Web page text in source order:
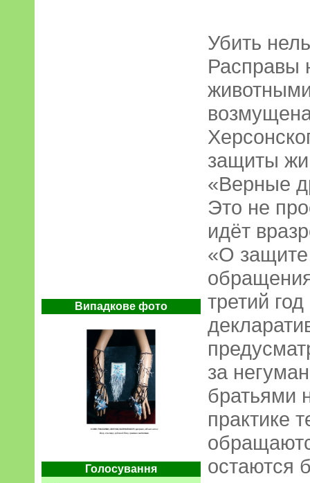
Випадкове фото
Голосування
Убить
Расправы
защиты
«Верные
Это не
идёт
«О защите
третий
за
братьями
практике
остаются